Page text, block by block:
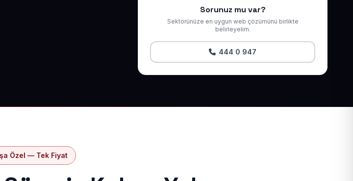
Sorunuz mu var?
Sektörünüze en uygun web çözümünü birlikte
belirleyelim.
444 0 947
Özel — Tek Fiyat